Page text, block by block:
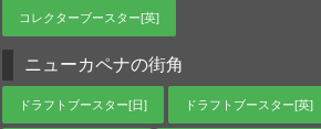
コレクターブースター[英]
ニューカペナの街角
ドラフトブースター[日] ドラフトブースター[英]